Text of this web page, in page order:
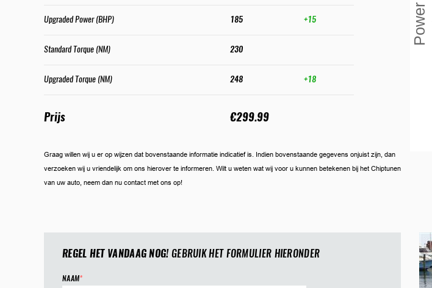
Upgraded Power (BHP) 185 +15
Standard Torque (NM) 230
Upgraded Torque (NM) 248 +18
Prijs €299.99
Graag willen wij u er op wijzen dat bovenstaande informatie indicatief is. Indien bovenstaande gegevens onjuist zijn, dan
verzoeken wij u vriendelijk om ons hierover te informeren. Wilt u weten wat wij voor u kunnen betekenen bij het Chiptunen
van uw auto, neem dan nu contact met ons op!
REGEL HET VANDAAG NOG!GEBRUIK HET FORMULIER HIERONDER
NAAM*